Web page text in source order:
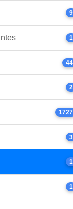
9
1
44
2
1727
3
1
1